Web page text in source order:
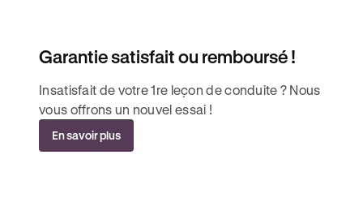
Garantie satisfait ou remboursé !
Insatisfait de votre 1re leçon de conduite ? Nous
vous offrons un nouvel essai !
En savoir plus